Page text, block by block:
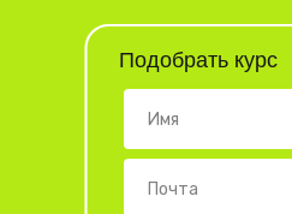
Подобрать курс